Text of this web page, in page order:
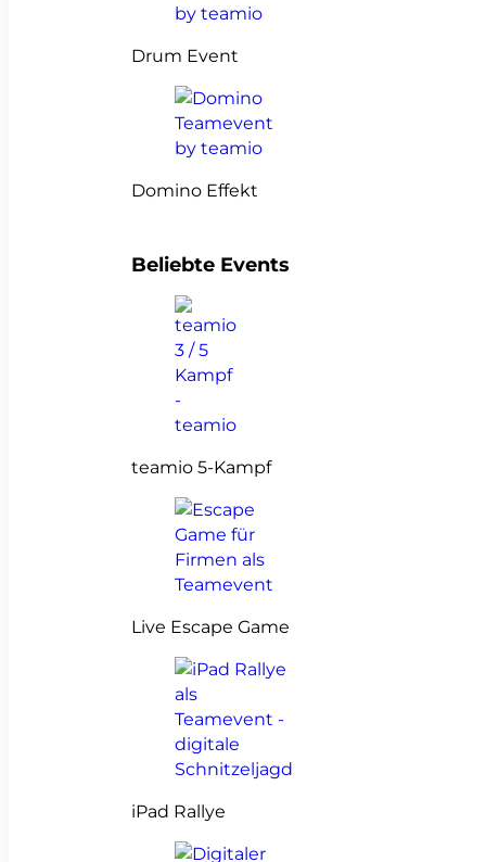
Drum Event
Domino Effekt
Beliebte Events
teamio 5-Kampf
Live Escape Game
iPad Rallye